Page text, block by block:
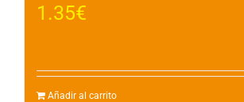
1.35€
Añadir al carrito